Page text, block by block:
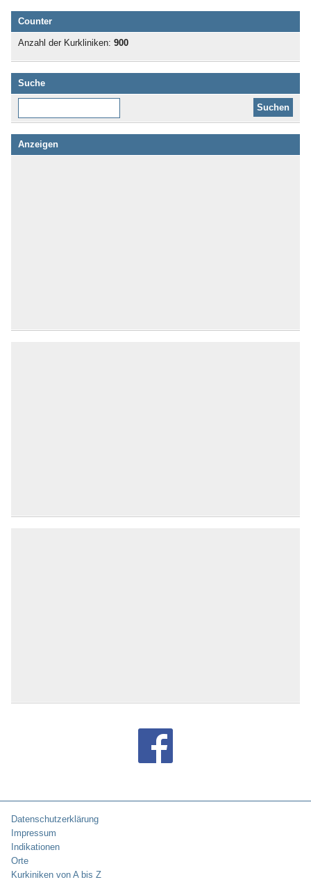
Counter
Anzahl der Kurkliniken: 900
Suche
Anzeigen
Datenschutzerklärung
Impressum
Indikationen
Orte
Kurkiniken von A bis Z